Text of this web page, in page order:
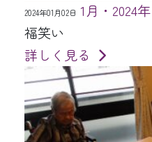
2024年01月02日 1月・2024年
福笑い
詳しく見る